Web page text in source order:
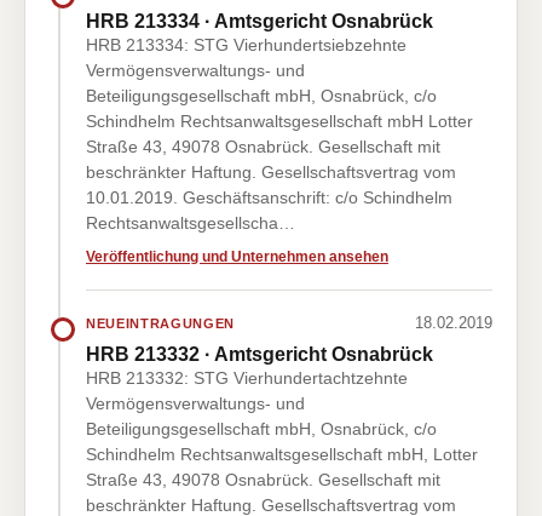
HRB 213334 · Amtsgericht Osnabrück
HRB 213334: STG Vierhundertsiebzehnte
Vermögensverwaltungs- und
Beteiligungsgesellschaft mbH, Osnabrück, c/o
Schindhelm Rechtsanwaltsgesellschaft mbH Lotter
Straße 43, 49078 Osnabrück. Gesellschaft mit
beschränkter Haftung. Gesellschaftsvertrag vom
10.01.2019. Geschäftsanschrift: c/o Schindhelm
Rechtsanwaltsgesellscha…
Veröffentlichung und Unternehmen ansehen
NEUEINTRAGUNGEN 18.02.2019
HRB 213332 · Amtsgericht Osnabrück
HRB 213332: STG Vierhundertachtzehnte
Vermögensverwaltungs- und
Beteiligungsgesellschaft mbH, Osnabrück, c/o
Schindhelm Rechtsanwaltsgesellschaft mbH, Lotter
Straße 43, 49078 Osnabrück. Gesellschaft mit
beschränkter Haftung. Gesellschaftsvertrag vom